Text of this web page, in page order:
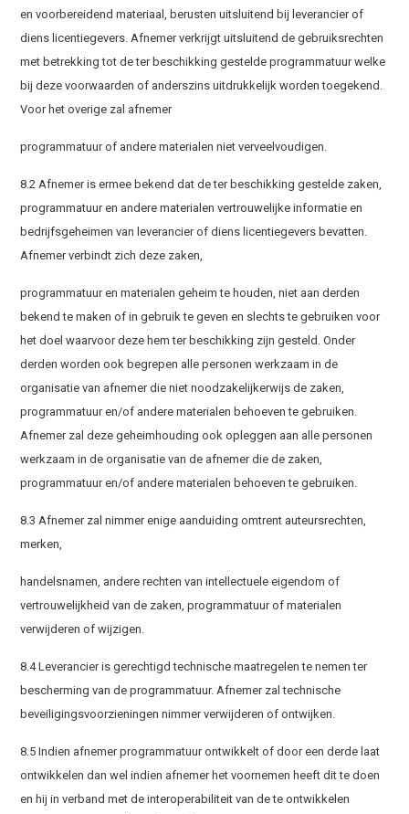
en voorbereidend materiaal, berusten uitsluitend bij leverancier of
diens licentiegevers. Afnemer verkrijgt uitsluitend de gebruiksrechten
met betrekking tot de ter beschikking gestelde programmatuur welke
bij deze voorwaarden of anderszins uitdrukkelijk worden toegekend.
Voor het overige zal afnemer
programmatuur of andere materialen niet verveelvoudigen.
8.2 Afnemer is ermee bekend dat de ter beschikking gestelde zaken,
programmatuur en andere materialen vertrouwelijke informatie en
bedrijfsgeheimen van leverancier of diens licentiegevers bevatten.
Afnemer verbindt zich deze zaken,
programmatuur en materialen geheim te houden, niet aan derden
bekend te maken of in gebruik te geven en slechts te gebruiken voor
het doel waarvoor deze hem ter beschikking zijn gesteld. Onder
derden worden ook begrepen alle personen werkzaam in de
organisatie van afnemer die niet noodzakelijkerwijs de zaken,
programmatuur en/of andere materialen behoeven te gebruiken.
Afnemer zal deze geheimhouding ook opleggen aan alle personen
werkzaam in de organisatie van de afnemer die de zaken,
programmatuur en/of andere materialen behoeven te gebruiken.
8.3 Afnemer zal nimmer enige aanduiding omtrent auteursrechten,
merken,
handelsnamen, andere rechten van intellectuele eigendom of
vertrouwelijkheid van de zaken, programmatuur of materialen
verwijderen of wijzigen.
8.4 Leverancier is gerechtigd technische maatregelen te nemen ter
bescherming van de programmatuur. Afnemer zal technische
beveiligingsvoorzieningen nimmer verwijderen of ontwijken.
8.5 Indien afnemer programmatuur ontwikkelt of door een derde laat
ontwikkelen dan wel indien afnemer het voornemen heeft dit te doen
en hij in verband met de interoperabiliteit van de te ontwikkelen